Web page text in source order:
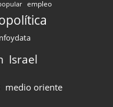
empleo
Israel
medio oriente